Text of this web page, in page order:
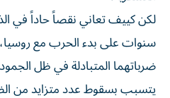
لكن كييف تعاني نقصاً حاداً في
سنوات على بدء الحرب مع
ضرباتهما المتبادلة في ظل
يتسبب بسقوط عدد متزايد من